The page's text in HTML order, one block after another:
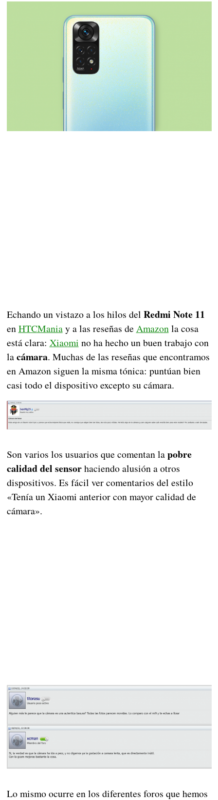
Echando un vistazo a los hilos del Redmi Note 11
enHTCManiay a las reseñas de Amazonla cosa
está clara: Xiaomi no ha hecho un buen trabajo con
lacámara. Muchas de las reseñas que encontramos
en Amazon siguen la misma tónica: puntúan bien
casi todo el dispositivo excepto su cámara.
Son varios los usuarios que comentan lapobre
calidad del sensorhaciendo alusión a otros
dispositivos. Es fácil ver comentarios del estilo
«Tenía un Xiaomi anterior con mayor calidad de
cámara».
Lo mismo ocurre en los diferentes foros que hemos